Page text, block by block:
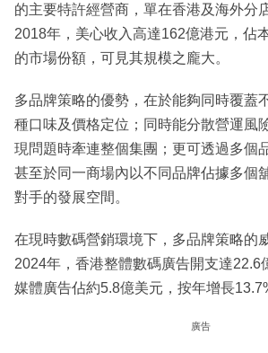
的主要特許經營商，單在香港及海外分
2018年，美心收入高達162億港元，佔
的市場份額，可見其規模之龐大。
多品牌策略的優勢，在於能夠同時覆蓋
種口味及價格定位；同時能分散營運風
現問題時牽連整個集團；更可透過多個
甚至於同一商場內以不同品牌佔據多個
對手的發展空間。
在現時數碼營銷環境下，多品牌策略的
2024年，香港整體數碼廣告開支達22.6
媒體廣告佔約5.8億美元，按年增長
廣告